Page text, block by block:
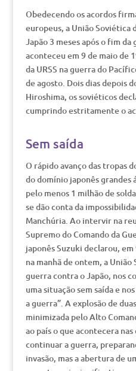
Obedecendo os acordos
europeus, a União Soviética
Japão 3 meses após o fim
aconteceu em 9 de maio de
da URSS na guerra do
de agosto. Dois dias depois
Hiroshima, os soviéticos
cumprindo estritamente o
Sem saída
O rápido avanço das tropas
do domínio japonês grandes
pelo menos 1 milhão de
se dão conta da
Manchúria. Ao intervir na
Supremo do Comando da
japonês Suzuki declarou,
na manhã de ontem, a
guerra contra o Japão, nos
uma situação sem saída e
a guerra”. A explosão de
minimizada pelo Alto
ao país o que acontecera
continuar a guerra,
invasão, mas a abertura de